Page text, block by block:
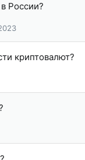
России?
криптовалют?